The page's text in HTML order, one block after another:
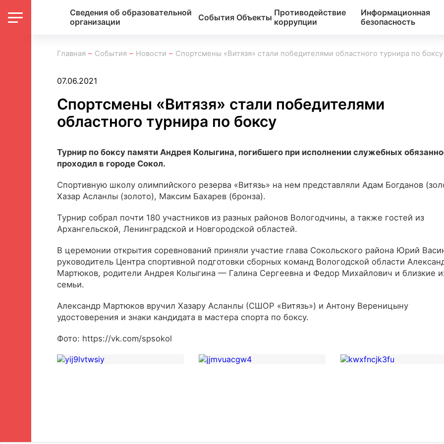
Сведения об образовательной
организации
События Объекты Противодействие
коррупции
Информационная
безопасность
Главная События Новости Спортсмены «Витязя» стали победителями областного турнира по боксу
07.06.2021
Спортсмены «Витязя» стали победителями
областного турнира по боксу
Турнир по боксу памяти Андрея Колыгина, погибшего при исполнении служебных
проходил в городе Сокол.
Спортивную школу олимпийского резерва «Витязь» на нем представляли Адам Богданов
Хазар Асланлы (золото), Максим Бахарев (бронза).
Турнир собрал почти 180 участников из разных районов Вологодчины, а также гостей из
Архангельской, Ленинградской и Новгородской областей.
В церемонии открытия соревнований приняли участие глава Сокольского района Юрий
руководитель Центра спортивной подготовки сборных команд Вологодской области
Мартюков, родители Андрея Колыгина — Галина Сергеевна и Федор Михайлович и близкие
семьи.
Александр Мартюков вручил Хазару Асланлы (СШОР «Витязь») и Антону Вереницыну
удостоверения и знаки кандидата в мастера спорта по боксу.
Фото: https://vk.com/spsokol